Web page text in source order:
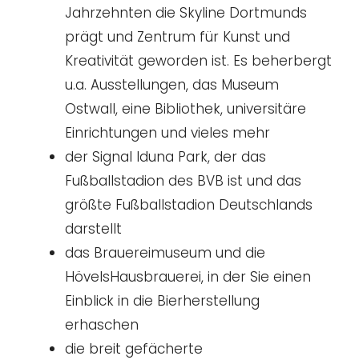
Jahrzehnten die Skyline Dortmunds
prägt und Zentrum für Kunst und
Kreativität geworden ist. Es beherbergt
u.a. Ausstellungen, das Museum
Ostwall, eine Bibliothek, universitäre
Einrichtungen und vieles mehr
der Signal Iduna Park, der das
Fußballstadion des BVB ist und das
größte Fußballstadion Deutschlands
darstellt
das Brauereimuseum und die
HövelsHausbrauerei, in der Sie einen
Einblick in die Bierherstellung
erhaschen
die breit gefächerte